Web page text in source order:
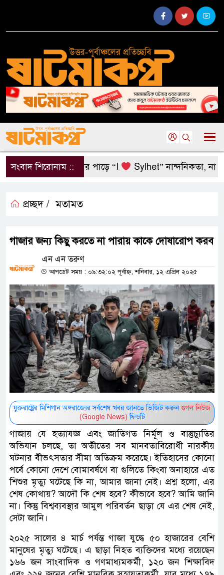
সংবাদ শিরোনাম ::
সুরমা নদীর পাড়ে “I Sylhet” নান্দনিকতা, না
প্রচ্ছদ / মতামত
গাজার জন্য কিছু করতে না পারায় কাকে দোষারোপ করব
এন এন তরুণ
আপডেট সময় : ০৯:৩২:০২ পূর্বাহ্ন, শনিবার, ১২ এপ্রিল ২০২৫
যুক্তরাষ্ট্রের মিশিগান অঙ্গরাজ্যের সর্বশেষ খবর জানতে ভিজিট করুন গুগল নিউজ
(Google News) ফিডটি
গাজায় যে হত্যাযজ্ঞ এবং জাতিগত নির্মূল ও বাস্তুচ্যুতির
অভিযান চলছে, তা অতীতের সব মানবতাবিরোধী নারকীয়
ঘটনার বীভৎসতার সীমা অতিক্রম করেছে। ইতিহাসের কোনো
পর্বে কোনো দেশে বোমাবর্ষণে বা গুলিতে কিংবা অনাহারে এত
শিশুর মৃত্যু ঘটেছে কি না, আমার জানা নেই। প্রশ্ন হলো, এর
শেষ কোথায়? আদৌ কি শেষ হবে? কীভাবে হবে? আমি জানি
না। কিন্তু বিশ্বব্যবস্থার আমুল পরিবর্তন ছাড়া যে এর শেষ নেই,
সেটা জানি।
২০২৫ সালের ৪ মার্চ পর্যন্ত গাজা যুদ্ধে ৫০ হাজারের বেশি
মানুষের মৃত্যু ঘটেছে। এ ছাড়া নিহত ব্যক্তিদের মধ্যে রয়েছেন
১৬৬ জন সাংবাদিক ও গণমাধ্যমকর্মী, ১২০ জন শিক্ষাবিদ